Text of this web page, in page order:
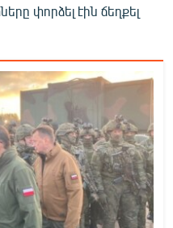
փորձել էին ճեղքել